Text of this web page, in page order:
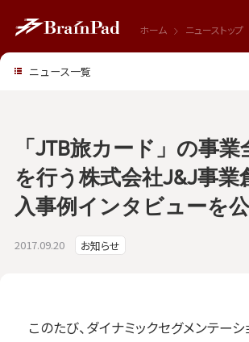
ホーム ニューストップ
2017.09.20 お知らせ
「JTB旅カード」の事
を行う株式会社J&J事業
入事例インタビューを
このたび、ダイナミックセグメンテーシ
ニュース一覧